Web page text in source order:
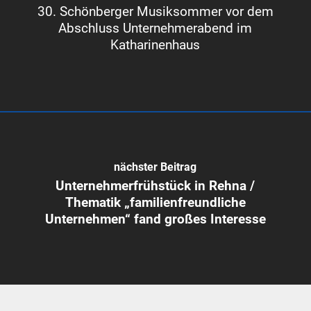
30. Schönberger Musiksommer vor dem
Abschluss Unternehmerabend im
Katharinenhaus
nächster Beitrag
Unternehmerfrühstück in Rehna /
Thematik „familienfreundliche
Unternehmen“ fand großes Interesse